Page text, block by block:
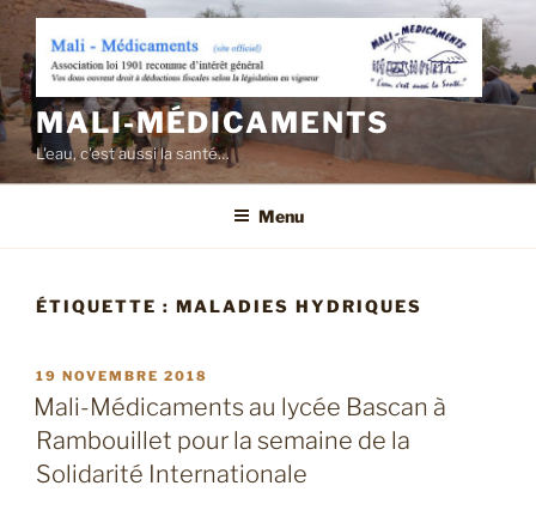
Aller
contenu
principal
MALI-MÉDICAMENTS
L'eau, c'est aussi la santé…
Menu
ÉTIQUETTE : MALADIES HYDRIQUES
PUBLIÉ
LE
19 NOVEMBRE 2018
Mali-Médicaments au lycée Bascan à
Rambouillet pour la semaine de la
Solidarité Internationale